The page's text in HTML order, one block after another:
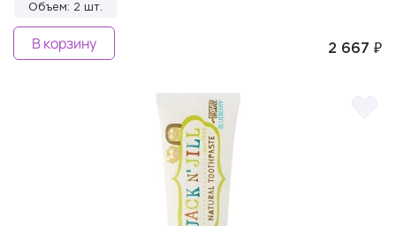
Объем: 2 шт.
2 667 ₽
В корзину